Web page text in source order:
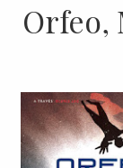
Orfeo,